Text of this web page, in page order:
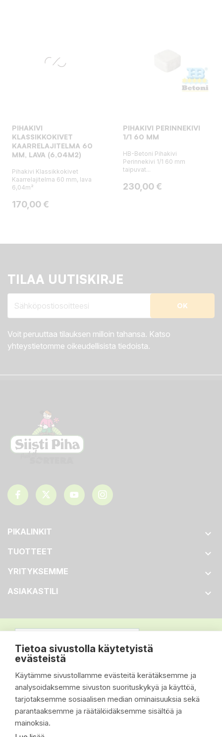
Tietoa sivustolla käytetyistä
evästeistä
Käytämme sivustollamme evästeitä kerätäksemme ja
analysoidaksemme sivuston suorituskykyä ja käyttöä,
tarjotaksemme sosiaalisen median ominaisuuksia sekä
parantaaksemme ja räätälöidäksemme sisältöä ja
mainoksia.
PIHAKIVI
KLASSIKKOKIVET
KAARRELAJITELMA 60
MM, LAVA (6,04M2)
Pihakivi Klassikkokivet
Kaarrelajitelma 60 mm, lava
6,04m²
Hinta
170,00 €
PIHAKIVI PERINNEKIVI
1/1 60 MM
HB-Betoni Pihakivi
Perinnekivi 1/1 60 mm
taipuvat...
Hinta
230,00 €
TILAA UUTISKIRJE
Voit peruuttaa tilauksen milloin tahansa. Katso
yhteystietomme oikeudellisista tiedoista.
PIKALINKIT 
TUOTTEET 
YRITYKSEMME 
ASIAKASTILI 